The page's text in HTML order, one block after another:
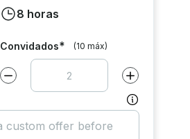
8 horas
Convidados* (10 máx)
Diminuir valor por Aumentar